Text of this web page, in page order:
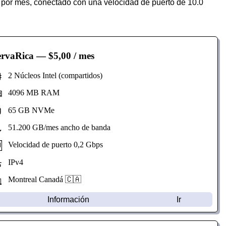
mes, conectado con una velocidad de puerto de 10.0
— $5,00 / mes
2 Núcleos Intel (compartidos)
4096 MB RAM
65 GB NVMe
51.200 GB/mes ancho de banda
Velocidad de puerto 0,2 Gbps
IPv4
Montreal Canadá 🇨🇦
Información Ir